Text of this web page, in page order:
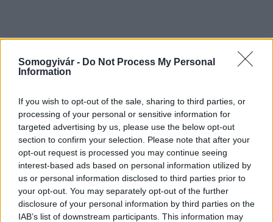
Somogyivár - Do Not Process My Personal
Information
If you wish to opt-out of the sale, sharing to third parties, or
processing of your personal or sensitive information for
targeted advertising by us, please use the below opt-out
section to confirm your selection. Please note that after your
opt-out request is processed you may continue seeing
interest-based ads based on personal information utilized by
us or personal information disclosed to third parties prior to
your opt-out. You may separately opt-out of the further
disclosure of your personal information by third parties on the
IAB’s list of downstream participants. This information may
Útépítés